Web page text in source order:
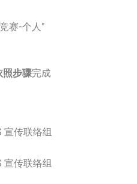
赛-个人”
照步骤完成
宣传联络组
宣传联络组